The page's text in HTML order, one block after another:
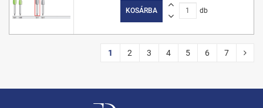
KOSÁRBA db
1 2 3 4 5 6 7